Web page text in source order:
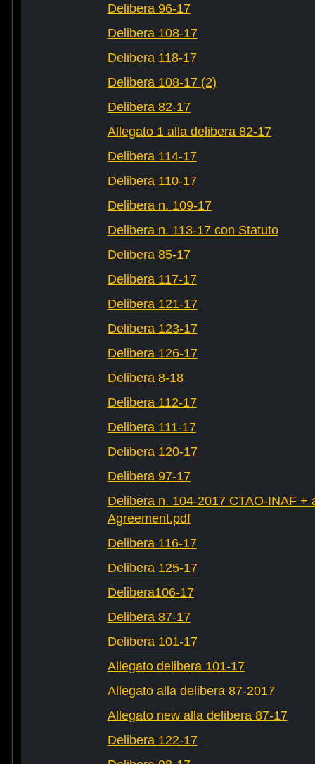
Delibera 96-17
Delibera 108-17
Delibera 118-17
Delibera 108-17 (2)
Delibera 82-17
Allegato 1 alla delibera 82-17
Delibera 114-17
Delibera 110-17
Delibera n. 109-17
Delibera n. 113-17 con Statuto
Delibera 85-17
Delibera 117-17
Delibera 121-17
Delibera 123-17
Delibera 126-17
Delibera 8-18
Delibera 112-17
Delibera 111-17
Delibera 120-17
Delibera 97-17
Delibera n. 104-2017 CTAO-INAF +
Agreement.pdf
Delibera 116-17
Delibera 125-17
Delibera106-17
Delibera 87-17
Delibera 101-17
Allegato delibera 101-17
Allegato alla delibera 87-2017
Allegato new alla delibera 87-17
Delibera 122-17